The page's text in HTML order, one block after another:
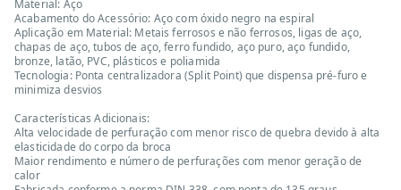
Material: Aço
Acabamento do Acessório: Aço com óxido negro na espiral
Aplicação em Material: Metais ferrosos e não ferrosos, ligas de aço,
chapas de aço, tubos de aço, ferro fundido, aço puro, aço fundido,
bronze, latão, PVC, plásticos e poliamida
Tecnologia: Ponta centralizadora (Split Point) que dispensa pré-furo e
minimiza desvios
Características Adicionais:
Alta velocidade de perfuração com menor risco de quebra devido à alta
elasticidade do corpo da broca
Maior rendimento e número de perfurações com menor geração de
calor